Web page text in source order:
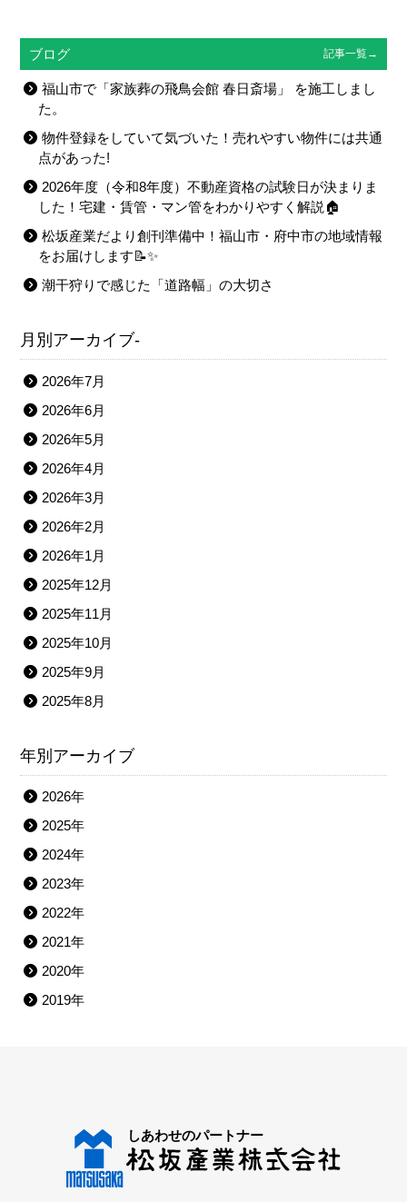
ブログ 記事一覧→
福山市で「家族葬の飛鳥会館 春日斎場」 を施工しまし
た。
物件登録をしていて気づいた！売れやすい物件には共通
点があった!
2026年度（令和8年度）不動産資格の試験日が決まりま
した！宅建・賃管・マン管をわかりやすく解説🏠
松坂産業だより創刊準備中！福山市・府中市の地域情報
をお届けします📝✨
潮干狩りで感じた「道路幅」の大切さ
月別アーカイブ-
2026年7月
2026年6月
2026年5月
2026年4月
2026年3月
2026年2月
2026年1月
2025年12月
2025年11月
2025年10月
2025年9月
2025年8月
年別アーカイブ
2026年
2025年
2024年
2023年
2022年
2021年
2020年
2019年